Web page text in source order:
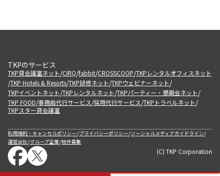
TKPのサービス
TKP貸会議室ネット/CIRQ/fabbit/CROSSCOOP/TKPレンタルオフィスネット
/TKP Hotels & Resorts/TKP研修ネット/TKPウェビナーネット/
TKPイベントネット/TKPレンタルネット/TKPパーティー・懇親会ネット/
TKP FOOD/事務局代行サービス/採用代行サービス/TKPトラベルネット/
TKPスター貸会議室
利用規約・キャンセルポリシー/プライバシーポリシー/ソーシャルメディアガイドライン/
運営会社/グループ企業/物件募集
(C) TKP Corporation